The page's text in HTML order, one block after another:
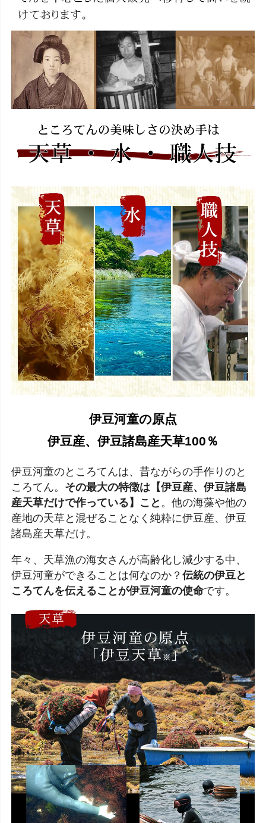
伊豆河童の原点
伊豆産、伊豆諸島産天草100％
伊豆河童のところてんは、昔ながらの手作りのと
ころてん。 その最大の特徴は【伊豆産、伊豆諸島
産天草だけで作っている】こと 。他の海藻や他の
産地の天草と混ぜることなく純粋に伊豆産、伊豆
諸島産天草だけ。
年々、天草漁の海女さんが高齢化し減少する中、
伊豆河童ができることは何なのか？ 伝統の伊豆と
ころてんを伝えることが伊豆河童の使命です。